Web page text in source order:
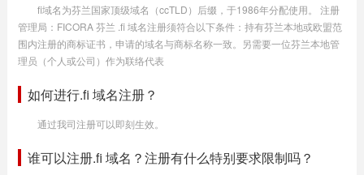
fi域名为芬兰国家顶级域名（ccTLD）后缀，于1986年分配使用。 注册
管理局：FICORA 芬兰 .fi 域名注册须符合以下条件：持有芬兰本地或欧盟范
围内注册的商标证书，申请的域名与商标名称一致。另需要一位芬兰本地管
理员（个人或公司）作为联络代表
如何进行.fi 域名注册？
通过我司注册可以即刻生效。
谁可以注册.fi 域名？注册有什么特别要求限制吗？